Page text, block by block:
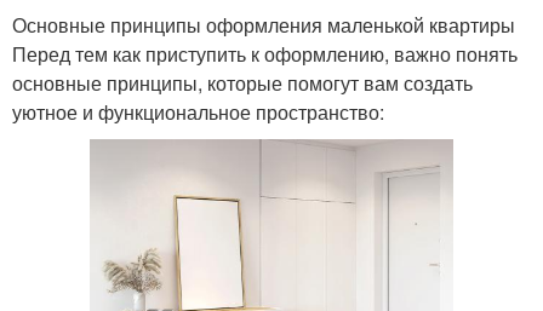
Основные принципы оформления маленькой квартиры
Перед тем как приступить к оформлению, важно понять
основные принципы, которые помогут вам создать
уютное и функциональное пространство: